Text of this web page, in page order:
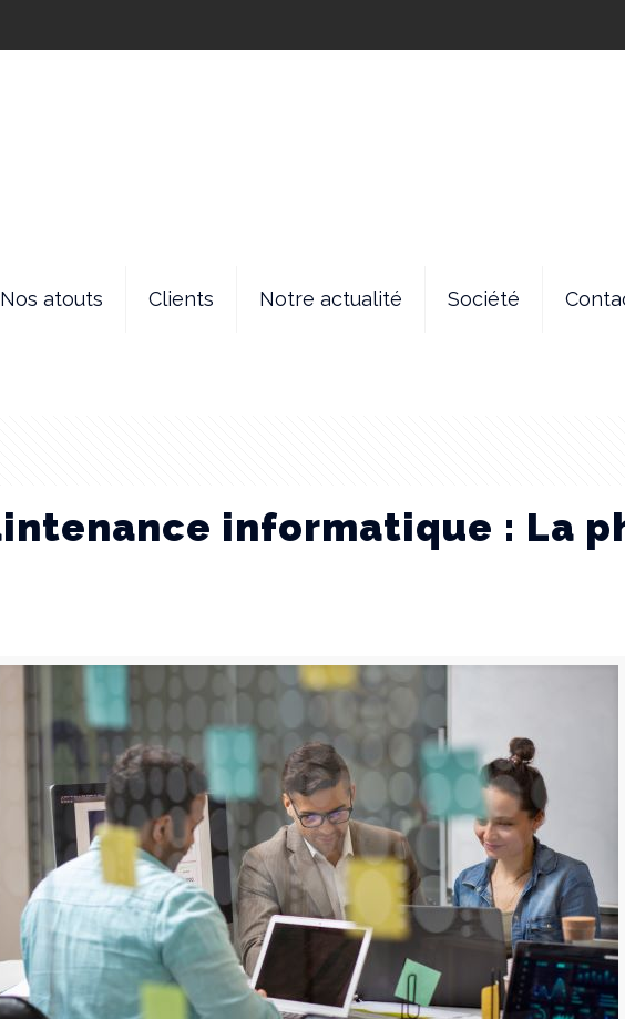
Nos atouts Clients Notre actualité Société
informatique : La